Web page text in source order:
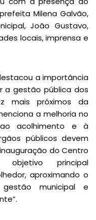
Milena Galvão,
João Gustavo,
locais, imprensa e
a importância
a gestão pública dos
mais próximos da
a melhoria no
acolhimento e à
públicos devem
do Centro
objetivo principal
aproximando o
gestão municipal e